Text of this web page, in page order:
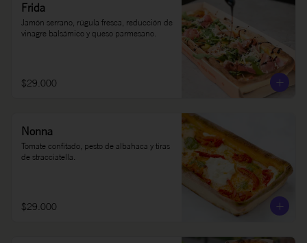
Frida
Jamón serrano, rúgula fresca, reducción de
vinagre balsámico y queso parmesano.
$29.000
Nonna
Tomate confitado, pesto de albahaca y tiras
de stracciatella.
$29.000